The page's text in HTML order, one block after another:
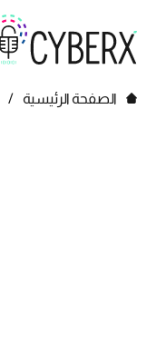
الصفحة الرئيسية /